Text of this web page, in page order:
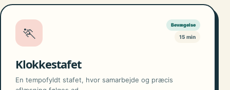
🏃
Bevægelse
15 min
Klokkestafet
En tempofyldt stafet, hvor samarbejde og præcis